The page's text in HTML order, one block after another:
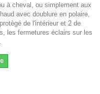
à cheval, ou simplement aux
avec doublure en polaire,
de l'intérieur et 2 de
les fermetures éclairs sur les